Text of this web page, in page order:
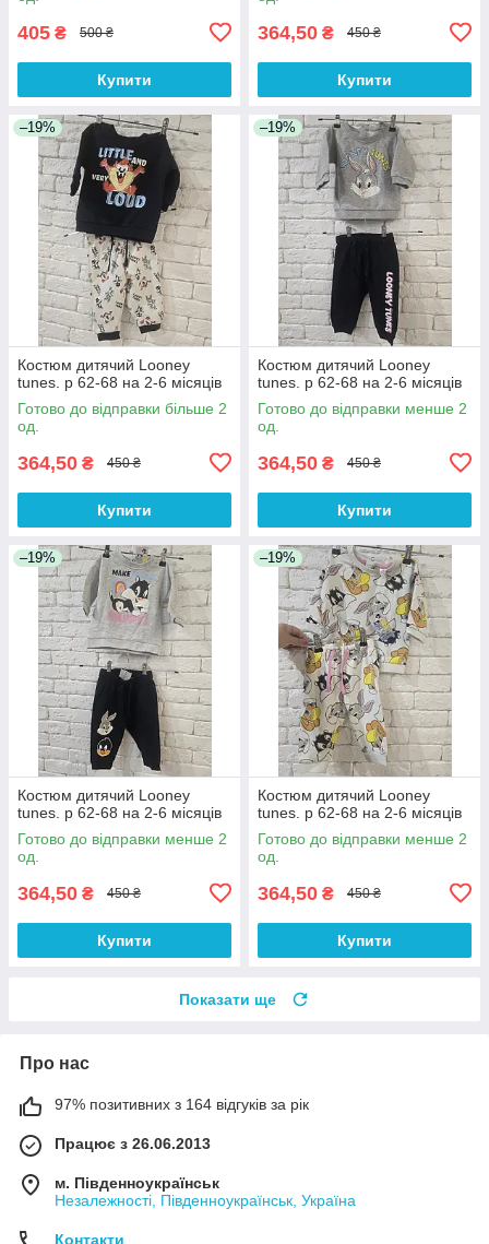
405 ₴ 500 ₴
Купити
364,50 ₴ 450 ₴
Купити
–19%
Костюм дитячий Looney
tunes. р 62-68 на 2-6 місяців
Готово до відправки більше 2
од.
364,50 ₴ 450 ₴
Купити
–19%
Костюм дитячий Looney
tunes. р 62-68 на 2-6 місяців
Готово до відправки менше 2
од.
364,50 ₴ 450 ₴
Купити
–19%
Костюм дитячий Looney
tunes. р 62-68 на 2-6 місяців
Готово до відправки менше 2
од.
364,50 ₴ 450 ₴
Купити
–19%
Костюм дитячий Looney
tunes. р 62-68 на 2-6 місяців
Готово до відправки менше 2
од.
364,50 ₴ 450 ₴
Купити
Показати ще
Про нас
97% позитивних з 164 відгуків за рік
Працює з 26.06.2013
м. Південноукраїнськ
Незалежності, Південноукраїнськ, Україна
Контакти